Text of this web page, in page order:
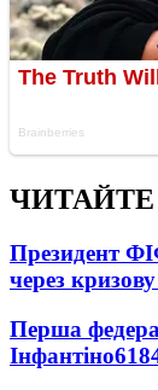
Президент
через
Перша
Інфантіно